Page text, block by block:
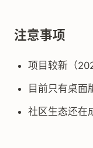
注意事项
项目较新（
目前只有桌面
社区生态还在